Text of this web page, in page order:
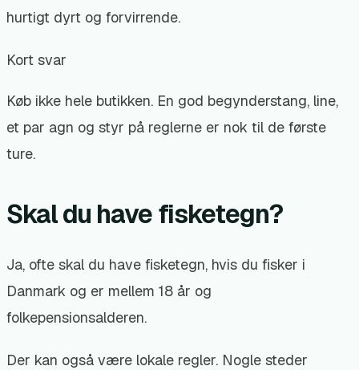
hurtigt dyrt og forvirrende.
Kort svar
Køb ikke hele butikken. En god begynderstang, line,
et par agn og styr på reglerne er nok til de første
ture.
Skal du have fisketegn?
Ja, ofte skal du have fisketegn, hvis du fisker i
Danmark og er mellem 18 år og
folkepensionsalderen.
Der kan også være lokale regler. Nogle steder